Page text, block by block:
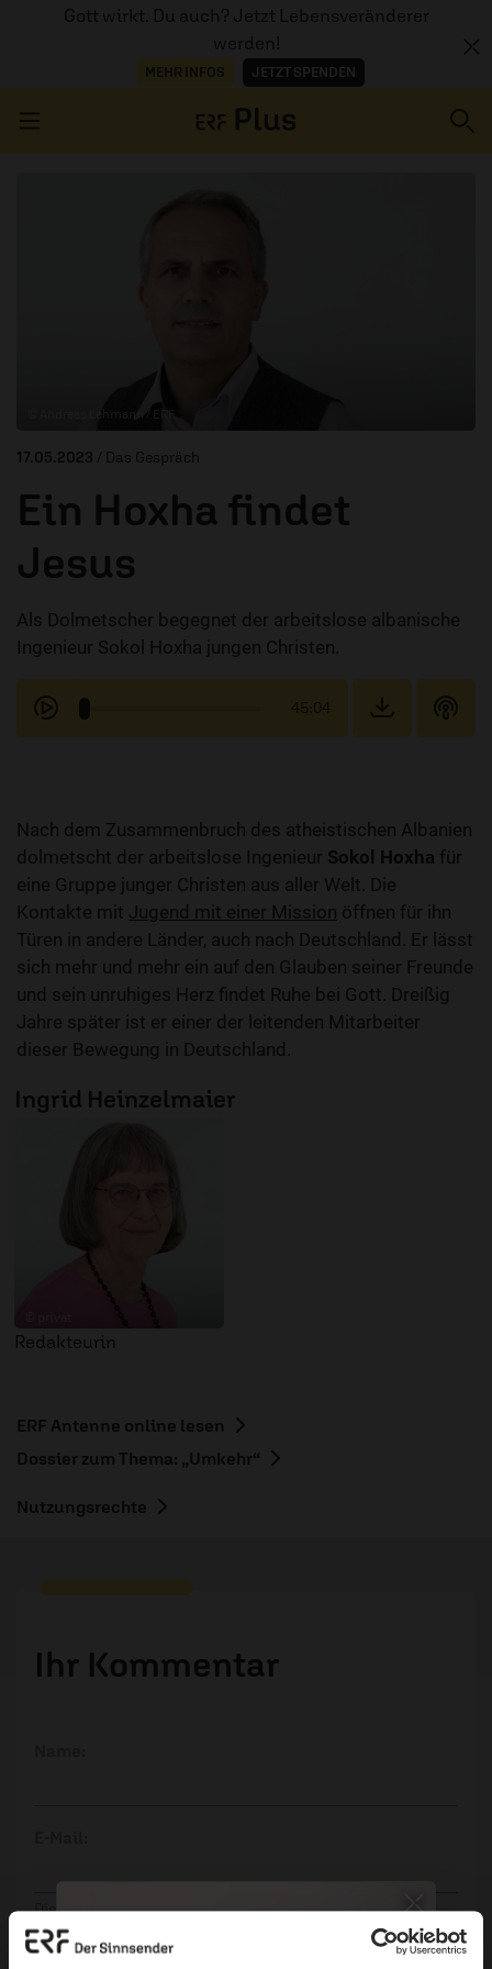
Gott wirkt. Du auch? Jetzt Lebensveränderer
werden!
MEHR INFOS JETZT SPENDEN
© Andreas Lehmann / ERF
17.05.2023 / Das Gespräch
Ein Hoxha findet
Jesus
Als Dolmetscher begegnet der arbeitslose albanische
Ingenieur Sokol Hoxha jungen Christen.
45:04
Nach dem Zusammenbruch des atheistischen Albanien
dolmetscht der arbeitslose Ingenieur Sokol Hoxha für
eine Gruppe junger Christen aus aller Welt. Die
Kontakte mit Jugend mit einer Mission öffnen für ihn
Türen in andere Länder, auch nach Deutschland. Er lässt
sich mehr und mehr ein auf den Glauben seiner Freunde
und sein unruhiges Herz findet Ruhe bei Gott. Dreißig
Jahre später ist er einer der leitenden Mitarbeiter
dieser Bewegung in Deutschland.
Ingrid Heinzelmaier
Redakteurin
ERF Antenne online lesen
Dossier zum Thema: „Umkehr“
Nutzungsrechte
Ihr Kommentar
Die E-Mail-Adresse wird nicht veröffentlicht.
Kommentar: